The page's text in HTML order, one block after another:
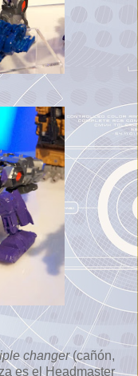
changer(cañón,
es el Headmaster